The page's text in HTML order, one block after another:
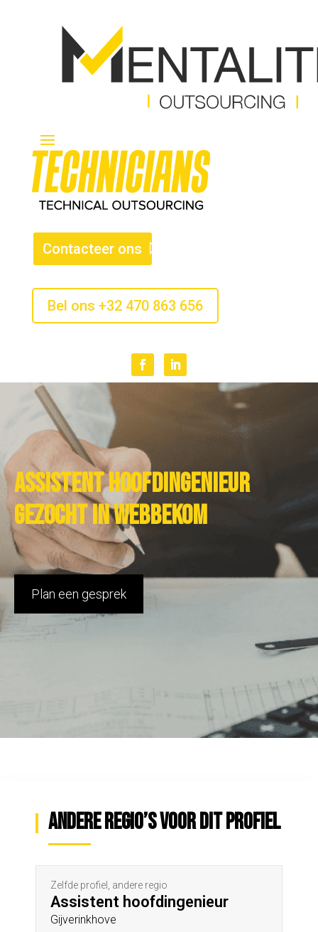
Contacteer ons
Bel ons +32 470 863 656
Assistent hoofdingenieur
gezocht in Webbekom
Plan een gesprek
Andere regio’s voor dit profiel
Zelfde profiel, andere regio
Assistent hoofdingenieur
Gijverinkhove